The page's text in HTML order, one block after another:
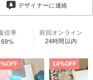
デザイナーに連絡
信率
69%
前回オンライン
24時間以内
14%OFF